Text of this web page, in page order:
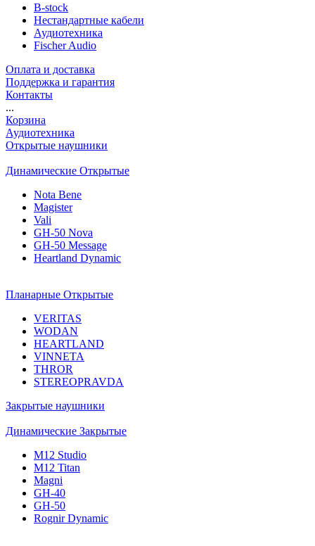
B-stock
Нестандартные кабели
Аудиотехника
Fischer Audio
Оплата и доставка
Поддержка и гарантия
Контакты
...
Корзина
Аудиотехника
Открытые наушники
Динамические Открытые
Nota Bene
Magister
Vali
GH-50 Nova
GH-50 Message
Heartland Dynamic
Планарные Открытые
VERITAS
WODAN
HEARTLAND
VINNETA
THROR
STEREOPRAVDA
Закрытые наушники
Динамические Закрытые
M12 Studio
M12 Titan
Magni
GH-40
GH-50
Rognir Dynamic